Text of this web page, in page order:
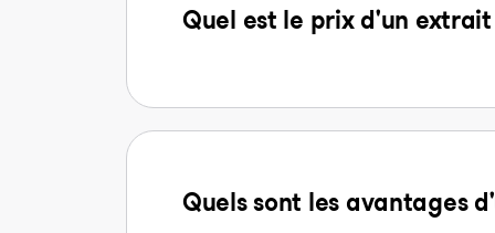
Quel est le prix d'un
Quels sont les avantages